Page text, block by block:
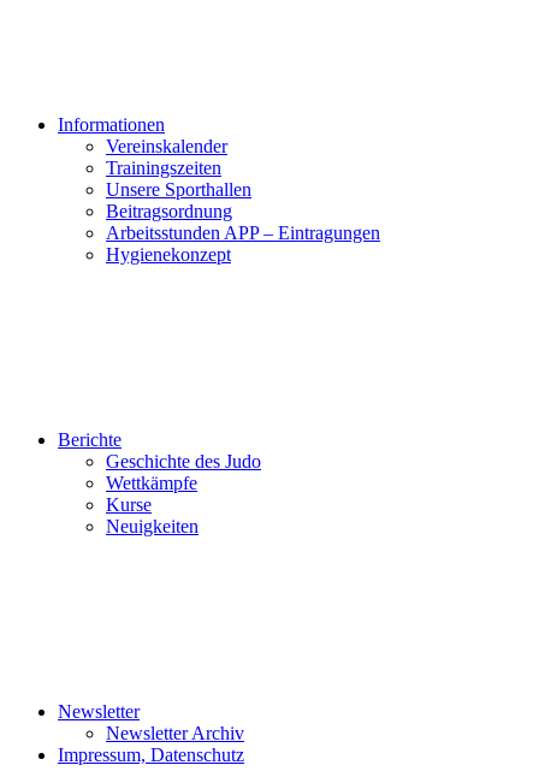
Informationen
Vereinskalender
Trainingszeiten
Unsere Sporthallen
Beitragsordnung
Arbeitsstunden APP – Eintragungen
Hygienekonzept
Berichte
Geschichte des Judo
Wettkämpfe
Kurse
Neuigkeiten
Newsletter
Newsletter Archiv
Impressum, Datenschutz